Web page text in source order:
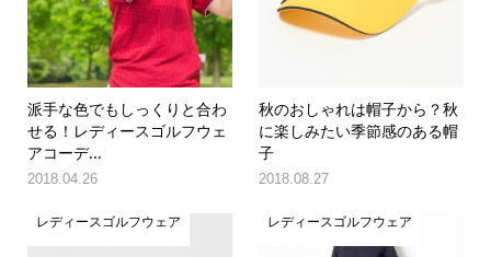
派手な色でもしっくりと合わ
せる！レディースゴルフウェ
アコーデ...
2018.04.26
秋のおしゃれは帽子から？秋
に楽しみたい季節感のある帽
子
2018.08.27
レディースゴルフウェア レディースゴルフウェア